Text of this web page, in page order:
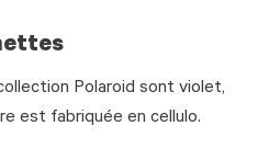
Polaroid sont violet,
est fabriquée en cellulo.